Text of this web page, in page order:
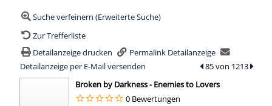
Suche verfeinern (Erweiterte Suche)
Zur Trefferliste
Detailanzeige drucken
Permalink Detailanzeige
Detailanzeige per E-Mail versenden
zum vorherigen
85 von 1213zum
wird in neuem Tab geöffnet
Broken by Darkness - Enemies to Lovers
0 Bewertungen